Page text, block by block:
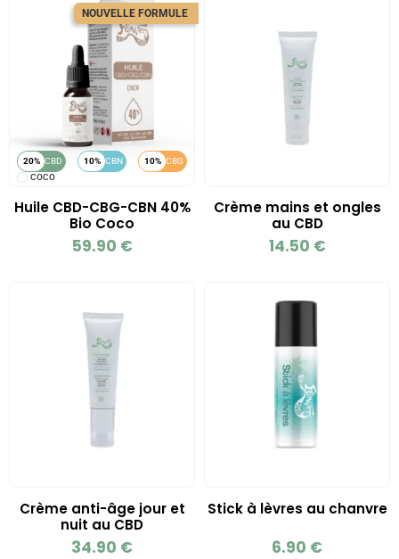
20% CBD 10% CBN 10% CBG
COCO
Huile CBD-CBG-CBN 40%
Bio Coco
59.90 €
Crème mains et ongles
au CBD
14.50 €
Crème anti-âge jour et
nuit au CBD
34.90 €
Stick à lèvres au chanvre
6.90 €